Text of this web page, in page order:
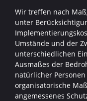
Wir treffen nach
unter
Umstände und der
unterschiedlichen
Ausmaßes der
natürlicher
organisatorische
angemessenes